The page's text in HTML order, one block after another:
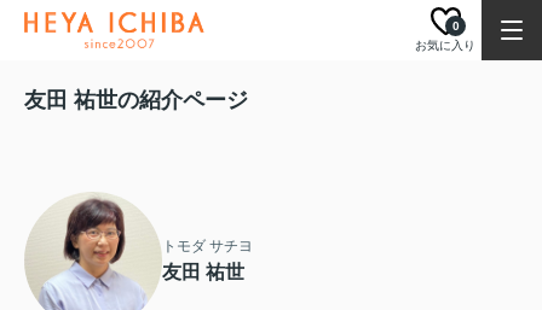
お気に入り
0
友田 祐世の紹介ページ
トモダ サチヨ
友田 祐世